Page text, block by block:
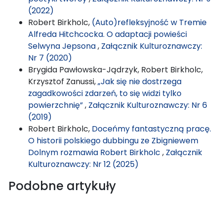
(2022)
Robert Birkholc, (Auto)refleksyjność w Tremie
Alfreda Hitchcocka. O adaptacji powieści
Selwyna Jepsona, Załącznik Kulturoznawczy:
Nr 7 (2020)
Brygida Pawłowska-Jądrzyk, Robert Birkholc,
Krzysztof Zanussi,„Jak się nie dostrzega
zagadkowości zdarzeń, to się widzi tylko
powierzchnię”, Załącznik Kulturoznawczy: Nr 6
(2019)
Robert Birkholc, Doceńmy fantastyczną pracę.
O historii polskiego dubbingu ze Zbigniewem
Dolnym rozmawia Robert Birkholc , Załącznik
Kulturoznawczy: Nr 12 (2025)
Podobne artykuły